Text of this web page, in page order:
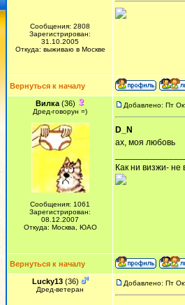
Сообщения: 2808
Зарегистрирован:
31.10.2005
Откуда: выживаю в Москве
Вернуться к началу
Вилка(36)
Дред-говорун =)
Сообщения: 1061
Зарегистрирован:
08.12.2007
Откуда: Москва, ЮАО
Добавлено: Пт
D_N
ах, моя любовь
Как ни визжи-
Вернуться к началу
Lucky13(36)
Дред-ветеран
Добавлено: Пт